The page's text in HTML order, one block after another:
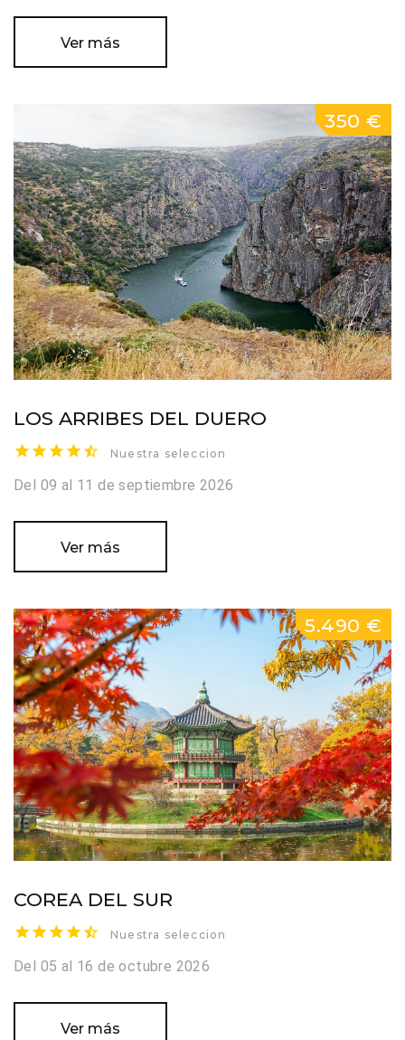
Ver más
LOS ARRIBES DEL DUERO
Nuestra seleccion
Del 09 al 11 de septiembre 2026
Ver más
350 €
COREA DEL SUR
Nuestra seleccion
Del 05 al 16 de octubre 2026
Ver más
5.490 €